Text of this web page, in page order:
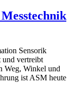
Sensorik
vertreibt
Weg, Winkel und
ist ASM heute